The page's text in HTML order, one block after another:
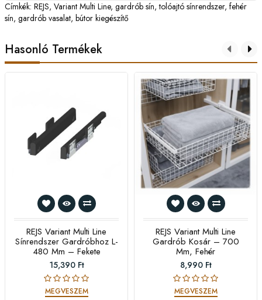
Címkék: REJS, Variant Multi Line, gardrób sín,tolóajtó sínrendszer, fehér
sín, gardrób vasalat, bútor kiegészítő
Hasonló Termékek
REJS Variant Multi Line
Sínrendszer Gardróbhoz L-
480 Mm – Fekete
15,390 Ft
MEGVESZEM
REJS Variant Multi Line
Gardrób Kosár – 700
Mm, Fehér
8,990 Ft
MEGVESZEM